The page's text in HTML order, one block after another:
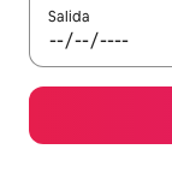
Salida